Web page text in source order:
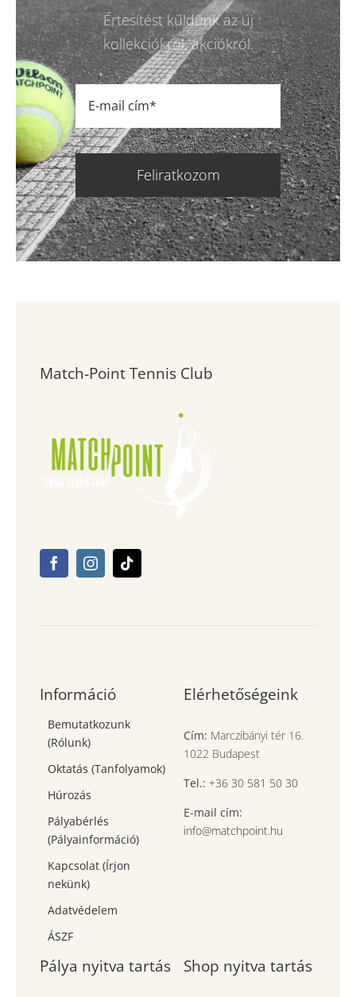
Értesítést küldünk az új
kollekciókról, akciókról.
Feliratkozom
Match-Point Tennis Club
Információ
Bemutatkozunk
(Rólunk)
Oktatás (Tanfolyamok)
Húrozás
Pályabérlés
(Pályainformáció)
Kapcsolat (Írjon
nekünk)
Adatvédelem
ÁSZF
Elérhetőségeink
Cím: Marczibányi tér 16.
1022 Budapest
Tel.: +36 30 581 50 30
E-mail cím:
info@matchpoint.hu
Pálya nyitva tartás Shop nyitva tartás